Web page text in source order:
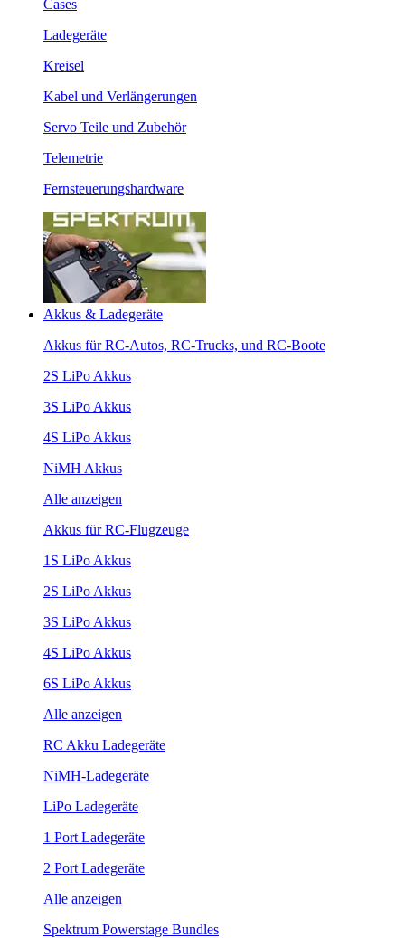
Cases
Ladegeräte
Kreisel
Kabel und Verlängerungen
Servo Teile und Zubehör
Telemetrie
Fernsteuerungshardware
Akkus & Ladegeräte
Akkus für RC-Autos, RC-Trucks, und RC-Boote
2S LiPo Akkus
3S LiPo Akkus
4S LiPo Akkus
NiMH Akkus
Alle anzeigen
Akkus für RC-Flugzeuge
1S LiPo Akkus
2S LiPo Akkus
3S LiPo Akkus
4S LiPo Akkus
6S LiPo Akkus
Alle anzeigen
RC Akku Ladegeräte
NiMH-Ladegeräte
LiPo Ladegeräte
1 Port Ladegeräte
2 Port Ladegeräte
Alle anzeigen
Spektrum Powerstage Bundles